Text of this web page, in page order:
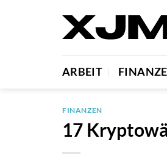
ARBEIT
FINANZEN
17